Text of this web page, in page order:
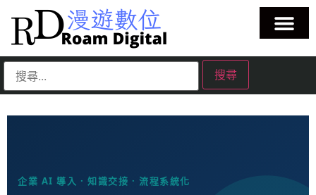
企業 AI 導入 · 知識交接 · 流程系統化